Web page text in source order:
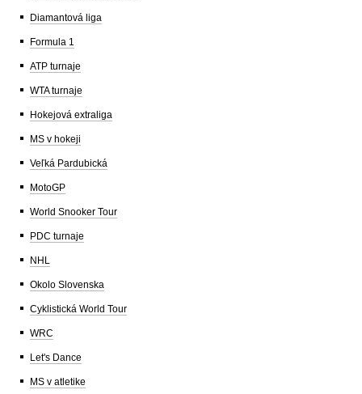
Diamantová liga
Formula 1
ATP turnaje
WTA turnaje
Hokejová extraliga
MS v hokeji
Veľká Pardubická
MotoGP
World Snooker Tour
PDC turnaje
NHL
Okolo Slovenska
Cyklistická World Tour
WRC
Let's Dance
MS v atletike